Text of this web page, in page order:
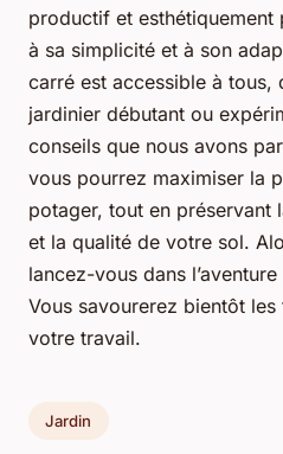
productif et esthétiquement
à sa simplicité et à son
carré est accessible à tous,
jardinier débutant ou
conseils que nous avons
vous pourrez maximiser la
potager, tout en préservant
et la qualité de votre sol.
lancez-vous dans
Vous savourerez bientôt
votre travail.
Jardin